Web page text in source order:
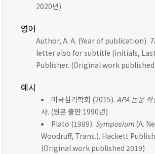
2020년)
영어
Author, A. A. (Year of publication).
letter also for subtitle (initials,
Publisher. (Original work published
예시
미국심리학회 (2015). APA 논문 작
사. (원본 출판 1990년)
Plato (1989). Symposium (A.
Woodruff, Trans.). Hackett
(Original work published 2019)